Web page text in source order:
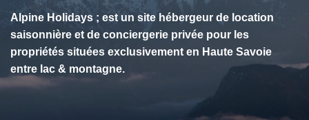
Alpine Holidays ; est un site hébergeur de location
saisonnière et de conciergerie privée pour les
propriétés situées exclusivement en Haute Savoie
entre lac & montagne.